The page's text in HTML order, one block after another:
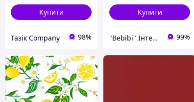
Купити
Тазік Company 98%
Купити
"Bebibi" Інтернет магазин 99%